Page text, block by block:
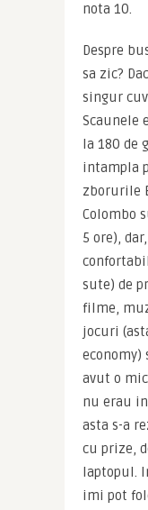
nota 10.
Despre
sa zic?
singur
Scaunele
la 180 de
intampla
zborurile
Colombo
5 ore),
sute) de
filme,
jocuri
economy)
avut o
nu erau
asta s-a
cu prize,
laptopul.
imi pot